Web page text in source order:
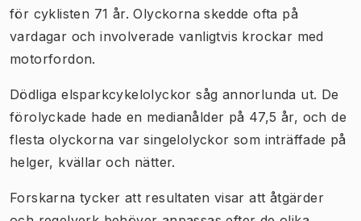
för cyklisten 71 år. Olyckorna skedde ofta på
vardagar och involverade vanligtvis krockar med
motorfordon.
Dödliga elsparkcykelolyckor såg annorlunda ut. De
förolyckade hade en medianålder på 47,5 år, och de
flesta olyckorna var singelolyckor som inträffade på
helger, kvällar och nätter.
Forskarna tycker att resultaten visar att åtgärder